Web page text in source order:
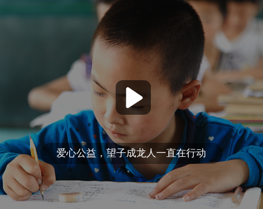
爱心公益，望子成龙人一直在行动